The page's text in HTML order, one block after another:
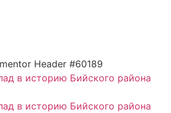
в историю Бийского района
в историю Бийского района